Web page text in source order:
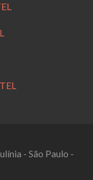
- São Paulo -